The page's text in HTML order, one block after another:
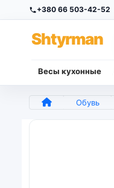
+380 66 503-42-52
Shtyrman
Весы кухонные
Обувь